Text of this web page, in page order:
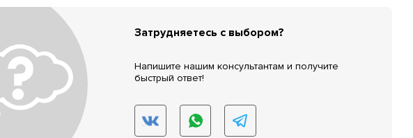
Затрудняетесь с выбором?
Напишите нашим консультантам и получите
быстрый ответ!